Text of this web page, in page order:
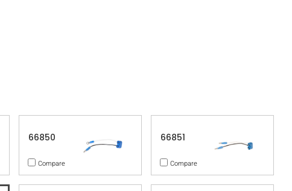
66850
Compare
66851
Compare